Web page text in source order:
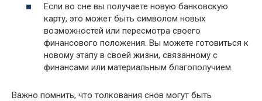
Если во сне вы получаете новую банковскую
карту, это может быть символом новых
возможностей или пересмотра своего
финансового положения. Вы можете готовиться к
новому этапу в своей жизни, связанному с
финансами или материальным благополучием.
Важно помнить, что толкования снов могут быть